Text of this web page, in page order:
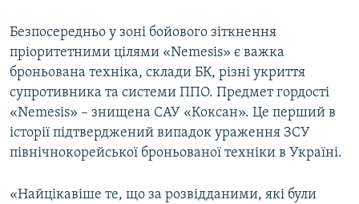
Безпосередньо у зоні бойового зіткнення
пріоритетними цілями «Nemesis» є важка
броньована техніка, склади БК, різні укриття
супротивника та системи ППО. Предмет гордості
«Nemesis» – знищена САУ «Коксан». Це перший в
історії підтверджений випадок ураження ЗСУ
північнокорейської броньованої техніки в Україні.
«Найцікавіше те, що за розвідданими, які були